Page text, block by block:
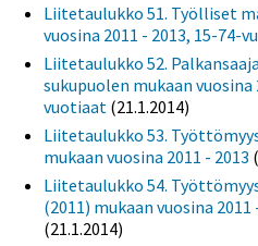
Liitetaulukko 51. Työlliset
vuosina 2011 - 2013, 15-74-
Liitetaulukko 52.
sukupuolen mukaan vuosina
vuotiaat (21.1.2014)
Liitetaulukko 53.
mukaan vuosina 2011 - 2013
Liitetaulukko 54.
(2011) mukaan vuosina
(21.1.2014)